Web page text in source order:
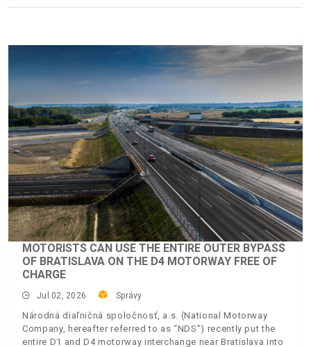
MOTORISTS CAN USE THE ENTIRE OUTER BYPASS
OF BRATISLAVA ON THE D4 MOTORWAY FREE OF
CHARGE
Jul 02, 2026 Správy
Národná diaľničná spoločnosť, a.s. (National Motorway
Company, hereafter referred to as “NDS”) recently put the
entire D1 and D4 motorway interchange near Bratislava into